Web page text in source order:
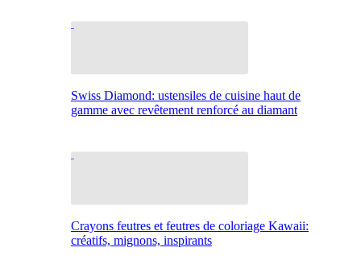
Swiss Diamond: ustensiles de cuisine haut de
gamme avec revêtement renforcé au diamant
Crayons feutres et feutres de coloriage Kawaii:
créatifs, mignons, inspirants